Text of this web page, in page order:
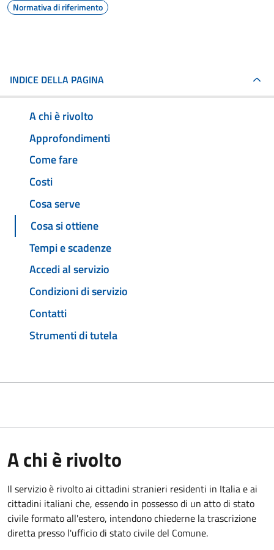
Normativa di riferimento
INDICE DELLA PAGINA
A chi è rivolto
Approfondimenti
Come fare
Costi
Cosa serve
Cosa si ottiene
Tempi e scadenze
Accedi al servizio
Condizioni di servizio
Contatti
Strumenti di tutela
A chi è rivolto
Il servizio è rivolto ai cittadini stranieri residenti in Italia e ai
cittadini italiani che, essendo in possesso di un atto di stato
civile formato all'estero, intendono chiederne la trascrizione
diretta presso l'ufficio di stato civile del Comune.